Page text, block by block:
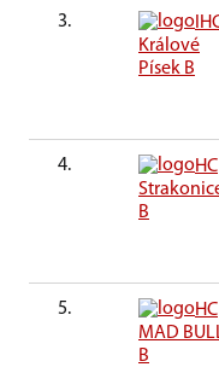
3.
Králové
Písek B
4.
HC
B
5.
HC
MAD
B